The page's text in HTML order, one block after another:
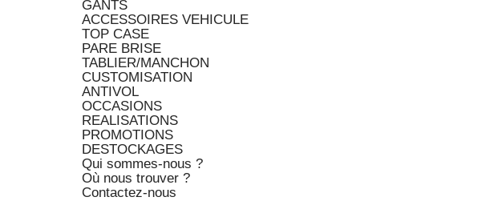
GANTS
ACCESSOIRES VEHICULE
TOP CASE
PARE BRISE
TABLIER/MANCHON
CUSTOMISATION
ANTIVOL
OCCASIONS
REALISATIONS
PROMOTIONS
DESTOCKAGES
Qui sommes-nous ?
Où nous trouver ?
Contactez-nous